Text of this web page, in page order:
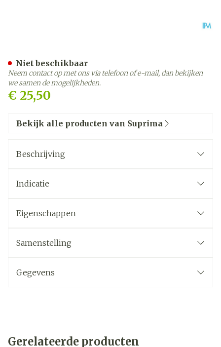
€ 25,50
Niet beschikbaar
Neem contact op met ons via telefoon of e-mail, dan bekijken
we samen de mogelijkheden.
Bekijk alle producten van Suprima
Beschrijving
Indicatie
Eigenschappen
Samenstelling
Gegevens
Gerelateerde producten